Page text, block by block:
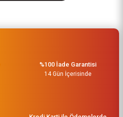
%100 İade Garantisi
14 Gün İçerisinde